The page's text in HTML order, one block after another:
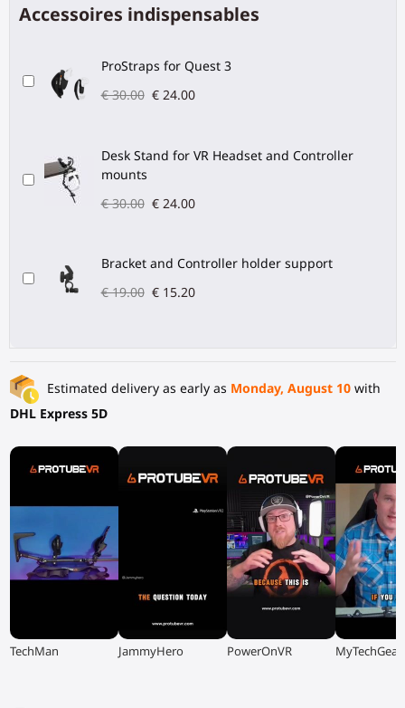
Accessoires indispensables
ProStraps for Quest 3
€ 30.00 € 24.00
Desk Stand for VR Headset and Controller
mounts
€ 30.00 € 24.00
Bracket and Controller holder support
€ 19.00 € 15.20
Estimated delivery as early as Monday, August 10with
DHL Express 5D
▶
TechMan ▶
JammyHero ▶
PowerOnVR ▶
MyTechGear